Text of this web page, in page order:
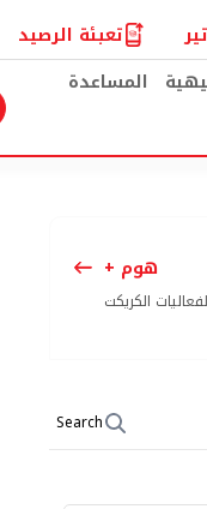
تعبئة الرصيد
المساعدة
هوم +
وتغطية مباشرة لفعاليات الكريكت